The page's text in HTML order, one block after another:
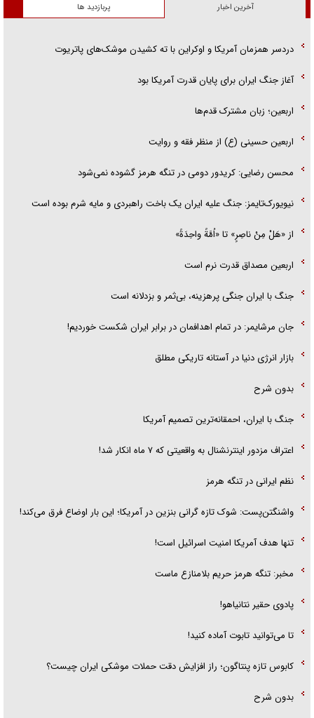
آخرین اخبار پربازدید ها
دردسر همزمان آمریکا و اوکراین با ته کشیدن موشک‌های پاتریوت
آغاز جنگ ایران برای پایان قدرت آمریکا بود
اربعین؛ زبان مشترک قدم‌ها
اربعین حسینی (ع) از منظر فقه و روایت
محسن رضایی: کریدور دومی در تنگه هرمز گشوده نمی‌شود
نیویورک‌تایمز: جنگ علیه ایران یک باخت راهبردی و مایه شرم بوده است
از «هَلْ مِنْ ناصِرٍ» تا «اُمَّةً واحِدَةً»
اربعین مصداق قدرت نرم است
جنگ با ایران جنگی پرهزینه، بی‌ثمر و بزدلانه است
جان مرشایمر: در تمام اهدافمان در برابر ایران شکست خوردیم!
بازار انرژی دنیا در آستانه تاریکی مطلق
بدون شرح
جنگ با ایران، احمقانه‌ترین تصمیم آمریکا
اعتراف مزدور اینترنشنال به واقعیتی که ۷ ماه انکار شد!
نظم ایرانی در تنگه هرمز
واشنگتن‌پست: شوک تازه گرانی بنزین در آمریکا؛ این بار اوضاع فرق می‌کند!
تنها هدف آمریکا امنیت اسرائیل است!
مخبر: تنگه هرمز حریم بلامنازع ماست
پادوی حقیر نتانیاهو!
تا می‌توانید تابوت آماده کنید!
کابوس تازه پنتاگون؛ راز افزایش دقت حملات موشکی ایران چیست؟
بدون شرح